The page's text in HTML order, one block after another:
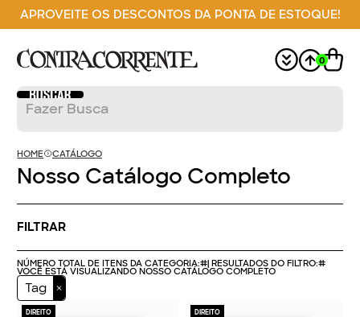
APROVEITE OS DESCONTOS DA PONTA DE ESTOQUE!
0
HOME CATÁLOGO
Nosso Catálogo Completo
FILTRAR
NÚMERO TOTAL DE ITENS DA CATEGORIA:#| RESULTADOS DO FILTRO:#
VOCÊ ESTÁ VISUALIZANDO NOSSO CATÁLOGO COMPLETO
Tag
DIREITO DIREITO